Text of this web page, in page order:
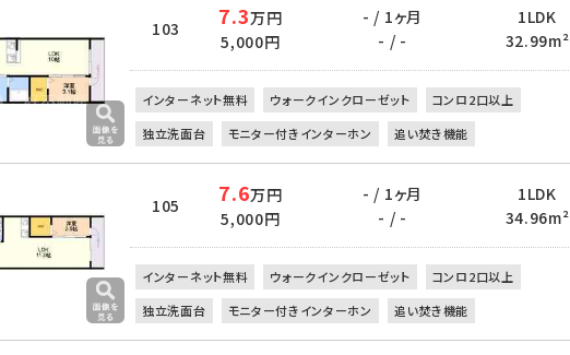
103 7.3万円
5,000円
- / 1ヶ月
- / -
1LDK
32.99m²
インターネット無料 ウォークインクローゼット
コンロ2口以上
独立洗面台
モニター付きインターホン 追い焚き機能
105 7.6万円
5,000円
- / 1ヶ月
- / -
1LDK
34.96m²
インターネット無料 ウォークインクローゼット
コンロ2口以上
独立洗面台
モニター付きインターホン 追い焚き機能